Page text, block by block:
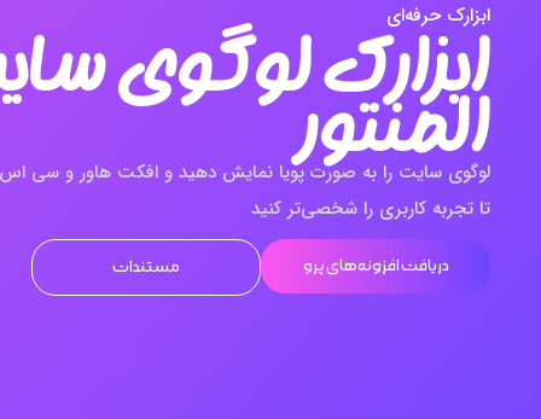
ابزارک حرفه‌ای
ابزارک لوگوی
المنتور
لوگوی سایت را به صورت پویا نمایش دهید و افکت هاور و سی
تا تجربه کاربری را شخصی‌تر کنید
دریافت افزونه‌های پرو مستندات